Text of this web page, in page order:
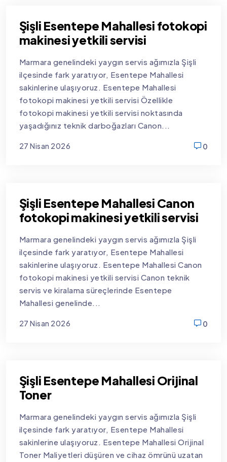
Şişli Esentepe Mahallesi fotokopi
makinesi yetkili servisi
Marmara genelindeki yaygın servis ağımızla Şişli
ilçesinde fark yaratıyor, Esentepe Mahallesi
sakinlerine ulaşıyoruz. Esentepe Mahallesi
fotokopi makinesi yetkili servisi Özellikle
fotokopi makinesi yetkili servisi noktasında
yaşadığınız teknik darboğazları Canon...
27 Nisan 2026
0
Şişli Esentepe Mahallesi Canon
fotokopi makinesi yetkili servisi
Marmara genelindeki yaygın servis ağımızla Şişli
ilçesinde fark yaratıyor, Esentepe Mahallesi
sakinlerine ulaşıyoruz. Esentepe Mahallesi Canon
fotokopi makinesi yetkili servisi Canon teknik
servis ve kiralama süreçlerinde Esentepe
Mahallesi genelinde...
27 Nisan 2026
0
Şişli Esentepe Mahallesi Orijinal
Toner
Marmara genelindeki yaygın servis ağımızla Şişli
ilçesinde fark yaratıyor, Esentepe Mahallesi
sakinlerine ulaşıyoruz. Esentepe Mahallesi Orijinal
Toner Maliyetleri düşüren ve cihaz ömrünü uzatan